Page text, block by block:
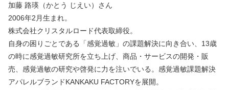
加藤 路瑛（かとう じえい）さん
2006年2月生まれ。
株式会社クリスタルロード代表取締役。
自身の困りごとである「感覚過敏」の課題解決に向き合い、13歳
の時に感覚過敏研究所を立ち上げ、商品・サービスの開発・販
売、感覚過敏の研究や啓発に力を注いでいる。感覚過敏課題解決
アパレルブランドKANKAKU FACTORYを展開。